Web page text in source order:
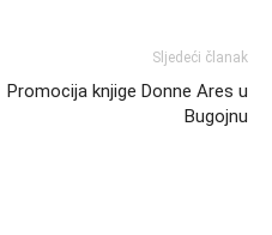
Sljedeći članak
Promocija knjige Donne Ares u
Bugojnu